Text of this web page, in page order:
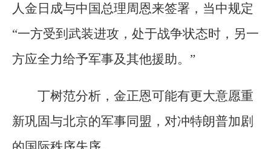
人金日成与中国总理周恩来签署，当中规定
“一方受到武装进攻，处于战争状态时，另一
方应全力给予军事及其他援助。”
丁树范分析，金正恩可能有更大意愿重
新巩固与北京的军事同盟，对冲特朗普加剧